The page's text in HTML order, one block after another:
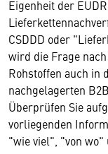
Eigenheit der
CSDDD oder
wird die Frage
Rohstoffen auch in
nachgelagerten
Überprüfen Sie
vorliegenden
"wie viel", "von wo"